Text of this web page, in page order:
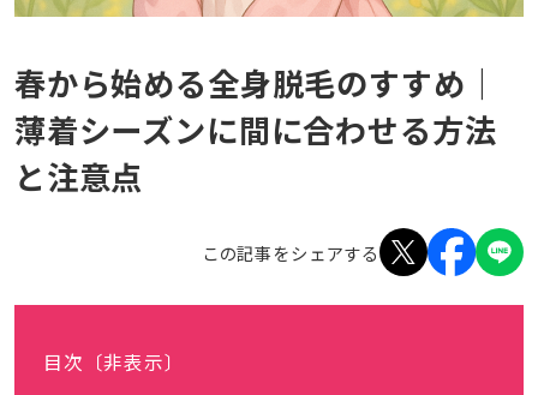
春から始める全身脱毛のすすめ｜
薄着シーズンに間に合わせる方法
と注意点
この記事をシェアする
目次 〔非表示〕